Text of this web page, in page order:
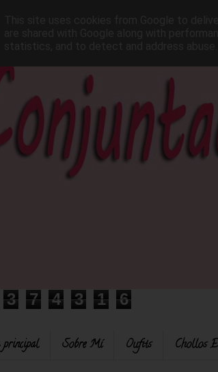
3 7 4 3 1 6
principal Sobre Mí Oufits Chollos